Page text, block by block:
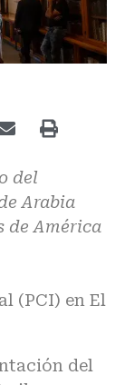
del
Arabia
de América
del